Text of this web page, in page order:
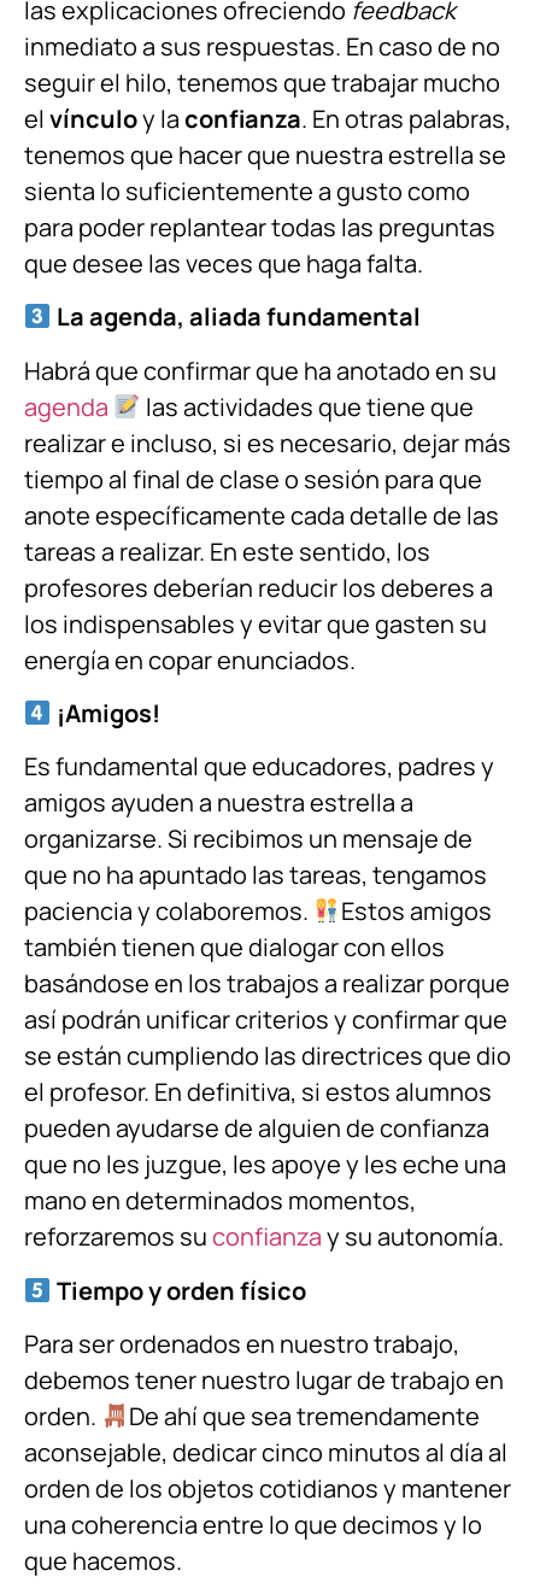
las explicaciones ofreciendo feedback
inmediato a sus respuestas. En caso de no
seguir el hilo, tenemos que trabajar mucho
el vínculoy laconfianza. En otras palabras,
tenemos que hacer que nuestra estrella se
sienta lo suficientemente a gusto como
para poder replantear todas las preguntas
que desee las veces que haga falta.
La agenda, aliada fundamental
Habrá que confirmar que ha anotado en su
agenda
las actividades que tiene que
realizar e incluso, si es necesario, dejar más
tiempo al final de clase o sesión para que
anote específicamente cada detalle de las
tareas a realizar. En este sentido, los
profesores deberían reducir los deberes a
los indispensables y evitar que gasten su
energía en copar enunciados.
¡Amigos!
Es fundamental que educadores, padres y
amigos ayuden a nuestra estrella a
organizarse. Si recibimos un mensaje de
que no ha apuntado las tareas, tengamos
paciencia y colaboremos.
Estos amigos
también tienen que dialogar con ellos
basándose en los trabajos a realizar porque
así podrán unificar criterios y confirmar que
se están cumpliendo las directrices que dio
el profesor. En definitiva, si estos alumnos
pueden ayudarse de alguien de confianza
que no les juzgue, les apoye y les eche una
mano en determinados momentos,
reforzaremos suconfianzay su autonomía.
Tiempo y orden físico
Para ser ordenados en nuestro trabajo,
debemos tener nuestro lugar de trabajo en
orden.
De ahí que sea tremendamente
aconsejable, dedicar cinco minutos al día al
orden de los objetos cotidianos y mantener
una coherencia entre lo que decimos y lo
que hacemos.